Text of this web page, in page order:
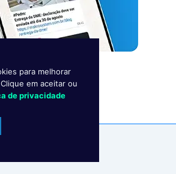
para melhorar
em aceitar ou
de privacidade